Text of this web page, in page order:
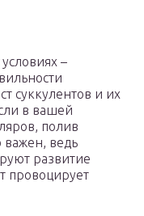
–
суккулентов и их
в вашей
полив
важен, ведь
развитие
провоцирует